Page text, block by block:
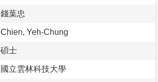
錢葉忠
Chien, Yeh-Chung
碩士
國立雲林科技大學